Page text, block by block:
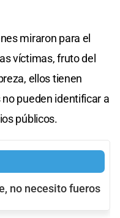
miraron para el
víctimas, fruto del
ellos tienen
pueden identificar a
públicos.
no necesito fueros